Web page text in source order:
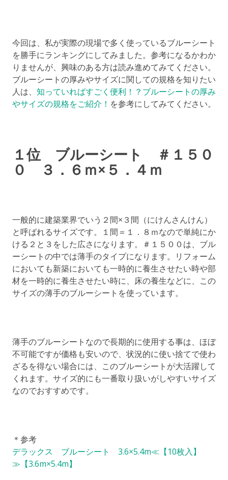
今回は、私が実際の現場で多く使っているブルーシート
を勝手にランキングにしてみました。参考になるかわか
りませんが、興味のある方は読み進めてみてください。
ブルーシートの厚みやサイズに関しての規格を知りたい
人は、 知っていればすごく便利！？ブルーシートの厚み
やサイズの規格をご紹介！ を参考にしてみてください。
１位 ブルーシート ＃１５０
０ ３．６ｍ×５．４ｍ
一般的に建築業界でいう２間×３間（にけんさんけん）
と呼ばれるサイズです。１間＝１．８ｍなので単純にか
ける２と３をした広さになります。＃１５００は、ブル
ーシートの中では薄手のタイプになります。リフォーム
においても新築においても一時的に養生させたい時や部
材を一時的に養生させたい時に、床の養生などに、この
サイズの薄手のブルーシートを使っています。
薄手のブルーシートなので長期的に使用する事は、ほぼ
不可能ですが価格も安いので、状況的に使い捨てで使わ
ざるを得ない場合には、このブルーシートが大活躍して
くれます。サイズ的にも一番取り扱いがしやすいサイズ
なのでおすすめです。
＊参考
デラックス ブルーシート 3.6×5.4m≪【10枚入】
≫【3.6m×5.4m】